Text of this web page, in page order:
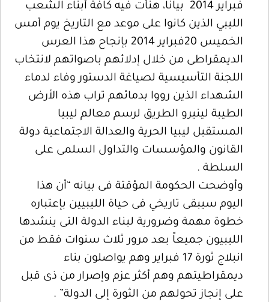
فبراير 2014 بياناً، هنأت فيه كافة أبناء الشعب
الليبي الذين كانوا على موعد مع التاريخ يوم أمس
الخميس 20فبراير 2014 بإنجاح هذا العرس
الديمقراطى من خلال إدلائهم باصواتهم لانتخاب
اللجنة التأسيسية لصياغة الدستور وفاء لدماء
الشهداء الذين رووا بدمائهم تراب هذه الأرض
الطيبة لينيرو الطريق لرسم معالم ليبيا
المستقبل ليبيا الحرية والعدالة الاجتماعية دولة
القانون والمؤسسات والتداول السلمى على
السلطة .
وأوضحت الحكومة المؤقتة فى بيانه “أن هذا
اليوم سيبقى تاريخي فى حياة الليبيين بإعتباره
خطوة مهمة وضرورية لبناء الدولة التى ينشدها
الليبيون جميعاً بعد مرور ثلاث سنوات فقط من
انبلاج ثورة 17 فبراير وهم يواصلون بناء
ديمقراطيتهم وهم أكثر عزم وإصرار من ذى قبل
على إنجاز تحولهم من الثورة إلى الدولة” .